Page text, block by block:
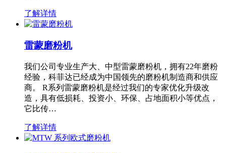
了解详情
雷蒙磨粉机
我们公司专业生产大、中型雷蒙磨粉机，拥有22年磨粉
经验，科菲达已经成为中国领先的磨粉机制造商和供应
商。 R系列雷蒙磨粉机是经过我们的专家优化升级改
造，具有低损耗、投资小、环保、占地面积小等优点，
它比传…
了解详情